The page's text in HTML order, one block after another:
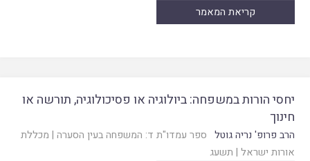
קריאת המאמר
יחסי הורות במשפחה: ביולוגיה או פסיכולוגיה, תורשה או
חינוך
הרב פרופ' נריה גוטל ספר עמדו"ת ד: המשפחה בעין הסערה | מכללת
אורות ישראל | תשעג